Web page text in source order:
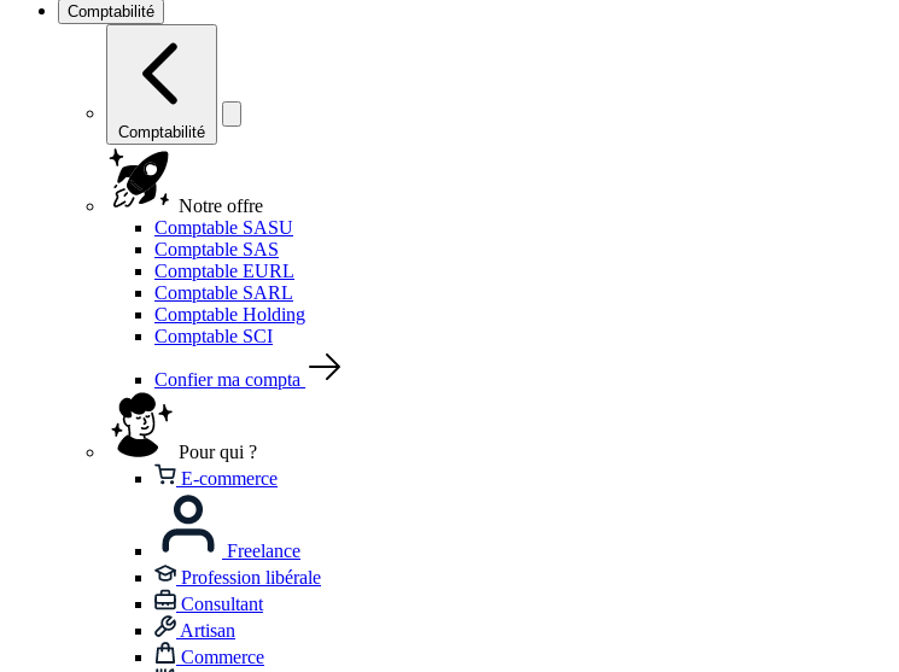
Comptabilité
Comptabilité
Notre offre
Comptable SASU
Comptable SAS
Comptable EURL
Comptable SARL
Comptable Holding
Comptable SCI
Confier ma compta
Pour qui ?
E-commerce
Freelance
Profession libérale
Consultant
Artisan
Commerce